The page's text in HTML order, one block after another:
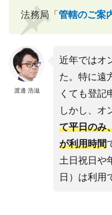
法務局「管轄のご案
渡邊 浩滋
近年ではオ
た。特に遠
くても登記
しかし、オ
て平日のみ
が利用時間
土日祝日や
日）は利用